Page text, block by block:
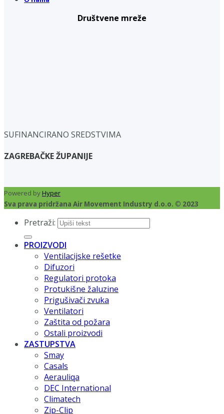
Društvene mreže
SUFINANCIRANO SREDSTVIMA
ZAGREBAČKE ŽUPANIJE
Powered byHyper
Sva prava pridržana Air Movement Industry d.o.o. © 2023
Pretraži:
PROIZVODI
Ventilacijske rešetke
Difuzori
Regulatori protoka
Protukišne žaluzine
Prigušivači zvuka
Ventilatori
Zaštita od požara
Ostali proizvodi
ZASTUPSTVA
Smay
Casals
Aerauliqa
DEC International
Climatech
Zip-Clip